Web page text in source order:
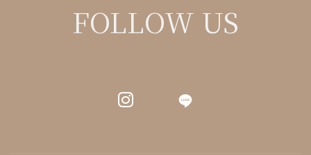
FOLLOW US
LINE